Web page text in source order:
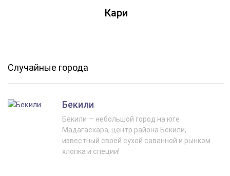
Кари
Случайные города
Бекили
Бекили — небольшой город на юге
Мадагаскара, центр района Бекили,
известный своей сухой саванной и рынком
хлопка и специи!